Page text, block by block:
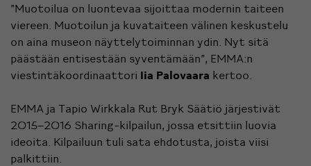
”Muotoilua on luontevaa sijoittaa modernin taiteen
viereen. Muotoilun ja kuvataiteen välinen keskustelu
on aina museon näyttelytoiminnan ydin. Nyt sitä
päästään entisestään syventämään”, EMMA:n
viestintäkoordinaattori Iia Palovaara kertoo.
EMMA ja Tapio Wirkkala Rut Bryk Säätiö järjestivät
2015–2016 Sharing-kilpailun, jossa etsittiin luovia
ideoita. Kilpailuun tuli sata ehdotusta, joista viisi
palkittiin.